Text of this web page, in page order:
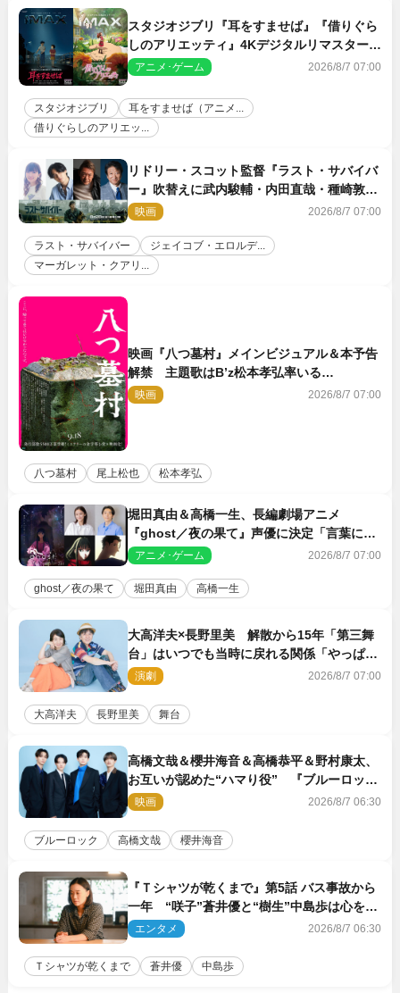
スタジオジブリ『耳をすませば』『借りぐら
しのアリエッティ』4Kデジタルリマスターで
IMAX上映決定！
アニメ･ゲーム 2026/8/7 07:00
スタジオジブリ
耳をすませば（アニメ...
借りぐらしのアリエッ...
リドリー・スコット監督『ラスト・サバイバ
ー』吹替えに武内駿輔・内田直哉・種崎敦
美・井上和彦ら豪華声優陣が集結！
映画 2026/8/7 07:00
ラスト・サバイバー
ジェイコブ・エロルデ...
マーガレット・クアリ...
映画『八つ墓村』メインビジュアル＆本予告
解禁 主題歌はB’z松本孝弘率いる
TMG「DOOM」に決定
映画 2026/8/7 07:00
八つ墓村 尾上松也 松本孝弘
堀田真由＆高橋一生、長編劇場アニメ
『ghost／夜の果て』声優に決定「言葉には
できない沢山の感情を思い出しました」
アニメ･ゲーム 2026/8/7 07:00
ghost／夜の果て 堀田真由 高橋一生
大高洋夫×長野里美 解散から15年「第三舞
台」はいつでも当時に戻れる関係「やっぱり
他の方たちとは違います」
演劇 2026/8/7 07:00
大高洋夫 長野里美 舞台
高橋文哉＆櫻井海音＆高橋恭平＆野村康太、
お互いが認めた“ハマり役” 『ブルーロッ
ク』で築いた最高のチームワーク
映画 2026/8/7 06:30
ブルーロック 高橋文哉 櫻井海音
『Ｔシャツが乾くまで』第5話 バス事故から
一年 “咲子”蒼井優と“樹生”中島歩は心を許
しあえる関係に
エンタメ 2026/8/7 06:30
Ｔシャツが乾くまで 蒼井優 中島歩